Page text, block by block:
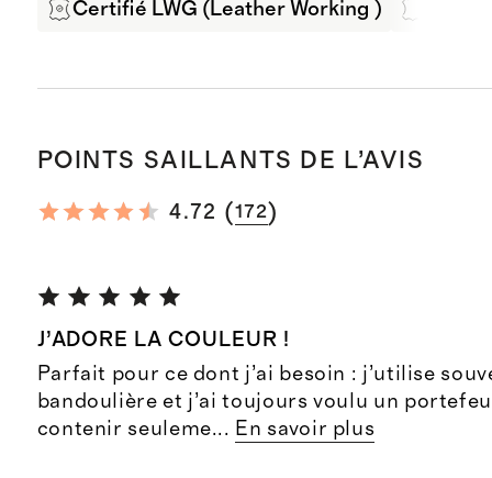
Certifié LWG (Leather Working )
POINTS SAILLANTS DE L’AVIS
4.72 (172)
J’ADORE LA COULEUR !
Parfait pour ce dont j’ai besoin : j’utilise
bandoulière et j’ai toujours voulu un
contenir seuleme... En savoir plus